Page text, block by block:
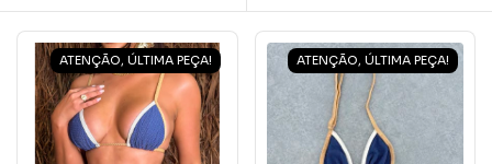
ATENÇÃO, ÚLTIMA PEÇA! ATENÇÃO, ÚLTIMA PEÇA!